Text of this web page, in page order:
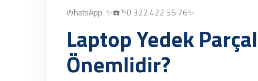
WhatsApp: ✨☎️℡0 322 422 56 76✨
Laptop Yedek
Önemlidir?